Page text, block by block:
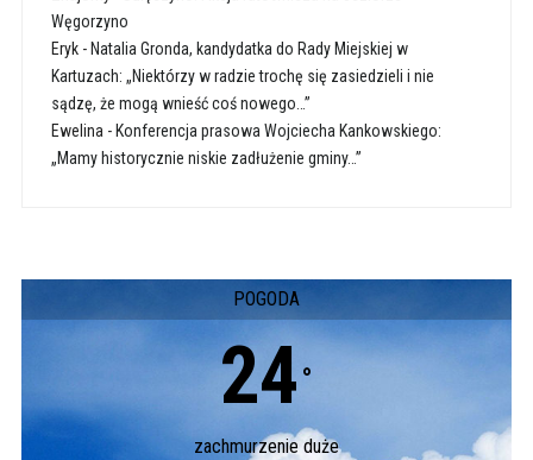
Węgorzyno
Eryk- Natalia Gronda, kandydatka do Rady Miejskiej w
Kartuzach: „Niektórzy w radzie trochę się zasiedzieli i nie
sądzę, że mogą wnieść coś nowego…”
Ewelina - Konferencja prasowa Wojciecha Kankowskiego:
„Mamy historycznie niskie zadłużenie gminy…”
POGODA
24 °
zachmurzenie duże